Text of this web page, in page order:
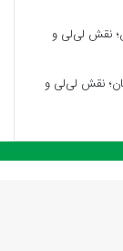
نقش لی‌لی و
نقش لی‌لی و